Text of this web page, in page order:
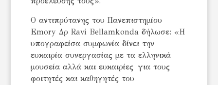
Ο αντιπρύτανης του Πανεπιστημίου
Emory Δρ Ravi Bellamkonda δήλωσε: «Η
υπογραφείσα συμφωνία δίνει την
ευκαιρία συνεργασίας με τα ελληνικά
μουσεία αλλά και ευκαιρίες για τους
φοιτητές και καθηγητές του